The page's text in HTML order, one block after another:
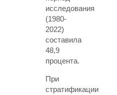
исследования
(1980-
2022)
составила
48,9
процента.
При
стратификации